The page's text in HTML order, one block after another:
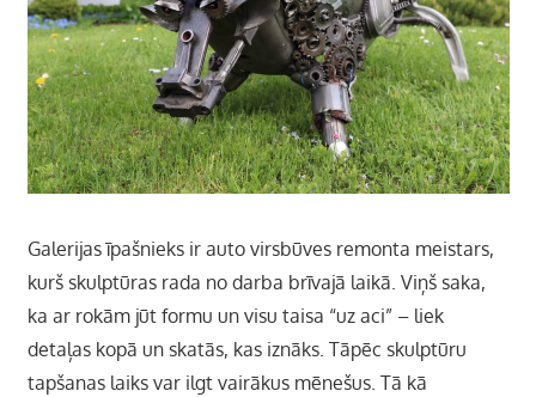
Galerijas īpašnieks ir auto virsbūves remonta meistars,
kurš skulptūras rada no darba brīvajā laikā. Viņš saka,
ka ar rokām jūt formu un visu taisa “uz aci” – liek
detaļas kopā un skatās, kas iznāks. Tāpēc skulptūru
tapšanas laiks var ilgt vairākus mēnešus. Tā kā